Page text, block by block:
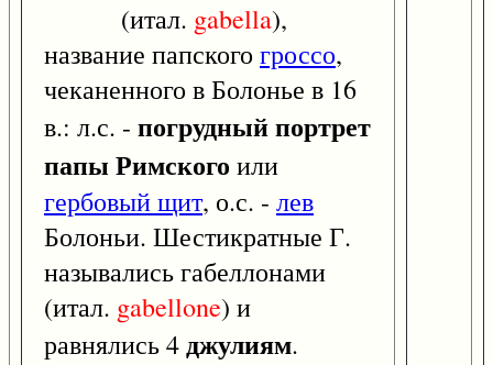
(итал. gabella),
название папского гроссо,
чеканенного в Болонье в 16
в.: л.с. - погрудный портрет
папы Римского или
гербовый щит, о.с. - лев
Болоньи. Шестикратные Г.
назывались габеллонами
(итал. gabellone) и
равнялись 4джулиям.